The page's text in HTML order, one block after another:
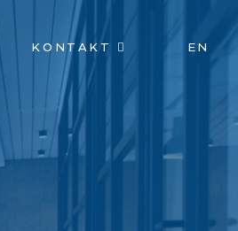
KONTAKT EN